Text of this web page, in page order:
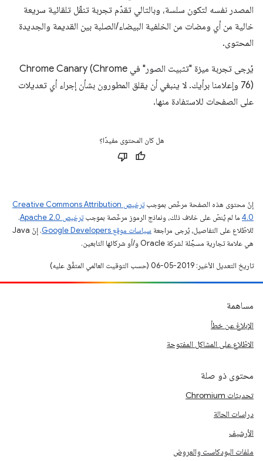
المصدر نفسه لتكون سلسة، وبالتالي تقدّم تجربة تنقّل تلقائية سريعة
خالية من أي ومضات من الخلفية البيضاء/الصلبة بين القديمة والجديدة
المحتوى.
يُرجى تجربة ميزة "تثبيت الصور" في Chrome Canary (Chrome
76) وإعلامنا برأيك. لا ينبغي أن يقلق المطورون بشأن إجراء أي تعديلات
على الصفحات للاستفادة منها.
هل كان المحتوى مفيدًا؟
إنّ محتوى هذه الصفحة مرخّص بموجب
ترخيص Creative Commons Attribution
4.0‏ ما لم يُنصّ على خلاف ذلك، ونماذج الرموز مرخّصة بموجبترخيص Apache 2.0‏
.
للاطّلاع على التفاصيل، يُرجى مراجعة سياسات موقع Google Developers‏
. إنّ Java
هي علامة تجارية مسجَّلة لشركة Oracle و/أو شركائها التابعين.
تاريخ التعديل الأخير: 2019-05-06 (حسب التوقيت العالمي المتفَّق عليه)
مساهمة
الإبلاغ عن خطأ
الاطّلاع على المشاكل المفتوحة
محتوى ذو صلة
تحديثات Chromium
دراسات الحالة
الأرشيف
ملفات البودكاست والعروض